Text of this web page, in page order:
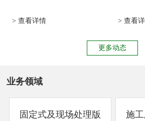
> 查看详情 > 查看
更多动态
业务领域
固定式及现场处理版
施